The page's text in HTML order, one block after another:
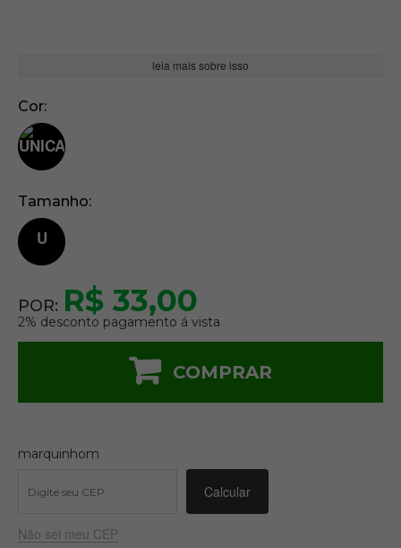
leia mais sobre isso
Cor
Tamanho
U
POR: R$ 33,00
2% desconto pagamento á vista
COMPRAR
marquinhom
Não sei meu CEP